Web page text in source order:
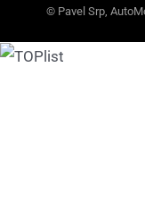
© Pavel Srp,